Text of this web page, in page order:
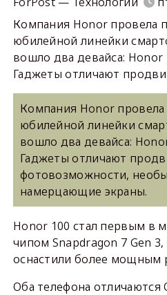
Компания Honor провела
юбилейной линейки
вошло два девайса: Honor
Гаджеты отличают
Компания Honor
юбилейной линейки
вошло два девайса:
Гаджеты отличают
фотовозможности,
намерцающие экраны.
Honor 100 стал первым в
чипом Snapdragon 7 Gen
оснастили более мощным
Оба телефона отличаются